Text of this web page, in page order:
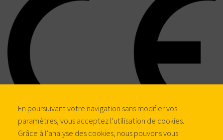
En poursuivant votre navigation sans modifier vos
paramètres, vous acceptez l'utilisation de cookies.
Grâce à l'analyse des cookies, nous pouvons vous